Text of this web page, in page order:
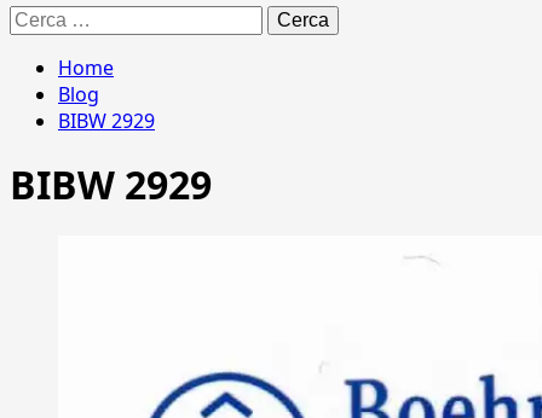
Ricerca
per:
Home
Blog
BIBW 2929
BIBW 2929